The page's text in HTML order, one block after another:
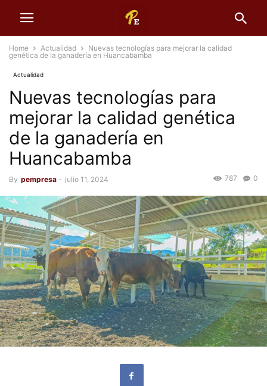
Home Actualidad
Nuevas tecnologías para mejorar la calidad
genética de la ganadería en Huancabamba
Actualidad
Nuevas tecnologías para
mejorar la calidad genética
de la ganadería en
Huancabamba
By pempresa - julio 11, 2024 0
787